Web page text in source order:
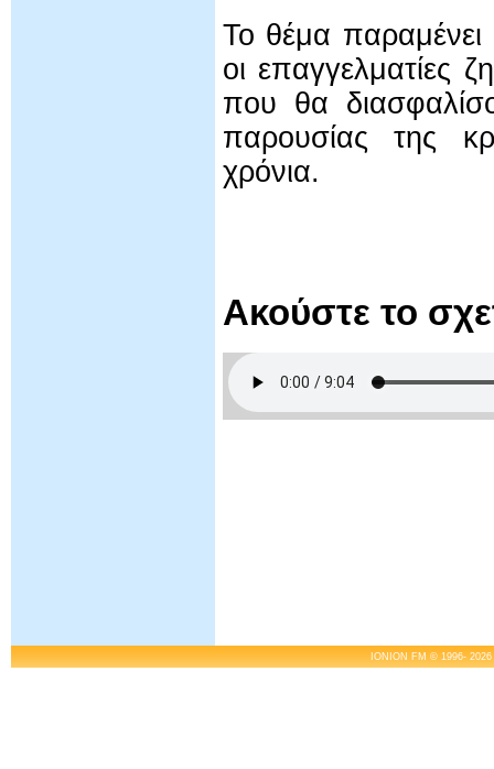
Το θέμα παραμένει
οι επαγγελματίες
που θα
παρουσίας της
χρόνια.
Ακούστε το
IONION FM © 1996-